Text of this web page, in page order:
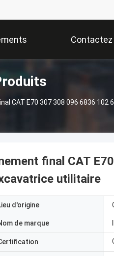
Contactez
CAT E70 307 308 096 6836 102
final CAT
utilitaire
d'origine
de marque